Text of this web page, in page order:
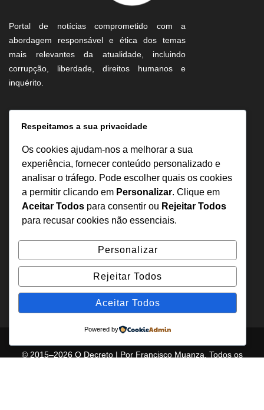
Portal de notícias comprometido com a
abordagem responsável e ética dos temas
mais relevantes da atualidade, incluindo
corrupção, liberdade, direitos humanos e
inquérito.
Informação
Sobre Nós
Estatuto Editorial
Inquérito
Denuncia
Política de Privacidade
Contactos
+244 957 277 922
denuncia@odecreto.com
Angola - Luanda, Viana
© 2015–2026 O Decreto | Por Francisco Muanza. Todos os
Respeitamos a sua privacidade
Os cookies ajudam-nos a melhorar a sua
experiência, fornecer conteúdo personalizado e
analisar o tráfego. Pode escolher quais os cookies
a permitir clicando em Personalizar. Clique em
Aceitar Todos para consentir ou Rejeitar Todos
para recusar cookies não essenciais.
Personalizar
Rejeitar Todos
Aceitar Todos
Powered by